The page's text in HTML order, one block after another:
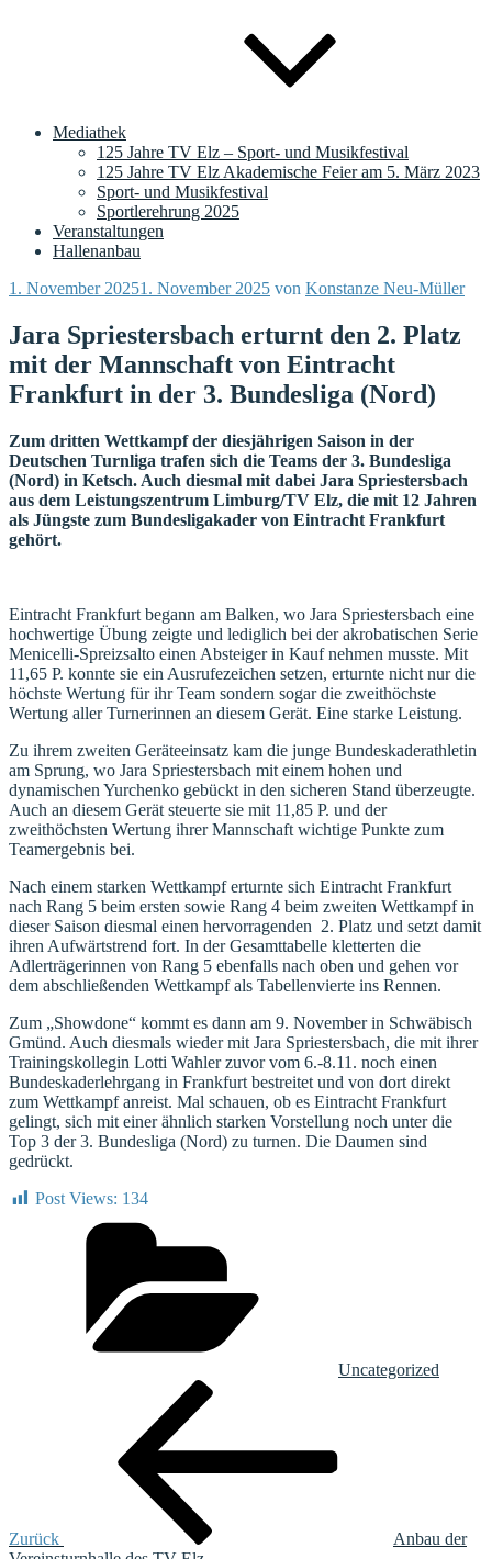
Mediathek
125 Jahre TV Elz – Sport- und Musikfestival
125 Jahre TV Elz Akademische Feier am 5. März 2023
Sport- und Musikfestival
Sportlerehrung 2025
Veranstaltungen
Hallenanbau
Veröffentlicht
1. November 20251. November 2025 von Konstanze Neu-Müller
Jara Spriestersbach erturnt den 2. Platz
mit der Mannschaft von Eintracht
Frankfurt in der 3. Bundesliga (Nord)
Zum dritten Wettkampf der diesjährigen Saison in der
Deutschen Turnliga trafen sich die Teams der 3. Bundesliga
(Nord) in Ketsch. Auch diesmal mit dabei Jara Spriestersbach
aus dem Leistungszentrum Limburg/TV Elz, die mit 12 Jahren
als Jüngste zum Bundesligakader von Eintracht Frankfurt
gehört.
Eintracht Frankfurt begann am Balken, wo Jara Spriestersbach eine
hochwertige Übung zeigte und lediglich bei der akrobatischen Serie
Menicelli-Spreizsalto einen Absteiger in Kauf nehmen musste. Mit
11,65 P. konnte sie ein Ausrufezeichen setzen, erturnte nicht nur die
höchste Wertung für ihr Team sondern sogar die zweithöchste
Wertung aller Turnerinnen an diesem Gerät. Eine starke Leistung.
Zu ihrem zweiten Geräteeinsatz kam die junge Bundeskaderathletin
am Sprung, wo Jara Spriestersbach mit einem hohen und
dynamischen Yurchenko gebückt in den sicheren Stand überzeugte.
Auch an diesem Gerät steuerte sie mit 11,85 P. und der
zweithöchsten Wertung ihrer Mannschaft wichtige Punkte zum
Teamergebnis bei.
Nach einem starken Wettkampf erturnte sich Eintracht Frankfurt
nach Rang 5 beim ersten sowie Rang 4 beim zweiten Wettkampf in
dieser Saison diesmal einen hervorragenden 2. Platz und setzt damit
ihren Aufwärtstrend fort. In der Gesamttabelle kletterten die
Adlerträgerinnen von Rang 5 ebenfalls nach oben und gehen vor
dem abschließenden Wettkampf als Tabellenvierte ins Rennen.
Zum „Showdone“ kommt es dann am 9. November in Schwäbisch
Gmünd. Auch diesmals wieder mit Jara Spriestersbach, die mit ihrer
Trainingskollegin Lotti Wahler zuvor vom 6.-8.11. noch einen
Bundeskaderlehrgang in Frankfurt bestreitet und von dort direkt
zum Wettkampf anreist. Mal schauen, ob es Eintracht Frankfurt
gelingt, sich mit einer ähnlich starken Vorstellung noch unter die
Top 3 der 3. Bundesliga (Nord) zu turnen. Die Daumen sind
gedrückt.
Post Views: 134
Uncategorized
Beitragsnavigation
Zurück
Anbau der